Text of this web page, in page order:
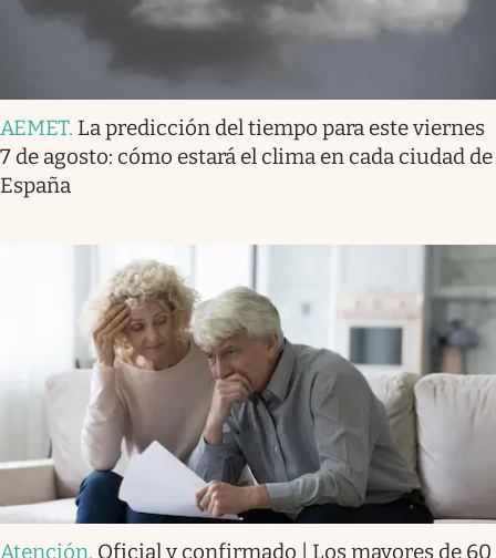
AEMET. La predicción del tiempo para este viernes
7 de agosto: cómo estará el clima en cada ciudad de
España
Atención. Oficial y confirmado | Los mayores de 60